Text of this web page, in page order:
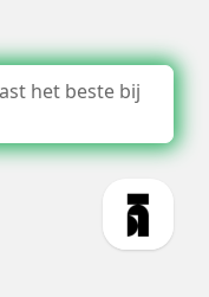
het beste bij